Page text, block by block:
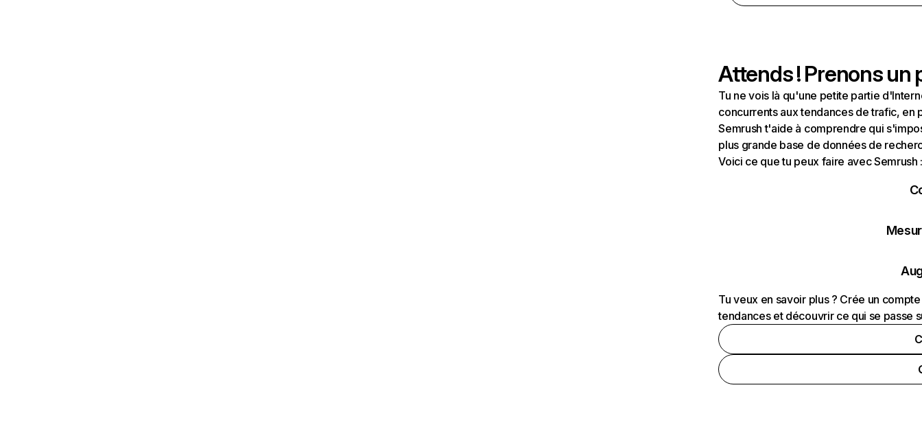
Attends ! Prenons un
Tu ne vois là qu'une petite partie
concurrents aux tendances de trafic, en
Semrush t'aide à comprendre qui
plus grande base de données de
Voici ce que tu peux faire avec Semrush
Tu veux en savoir plus ? Crée un
tendances et découvrir ce qui se passe